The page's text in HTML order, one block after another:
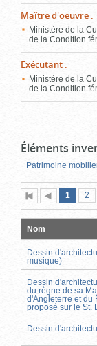
Maître d'oeuvre :
Ministère de la
de la Condition
Exécutant :
Ministère de la
de la Condition
Éléments
Patrimoine
Première
pageprécédente
Page
1 (page
2
Nom
Dessin
musique)
Dessin
du règne de sa
d'Angleterre et du
proposé sur le St.
Dessin